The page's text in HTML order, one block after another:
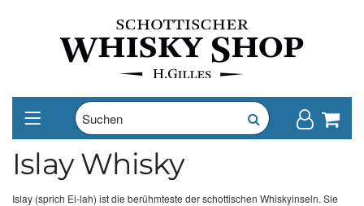
Islay Whisky
Islay (sprich Ei-lah) ist die berühmteste der schottischen Whiskyinseln. Sie